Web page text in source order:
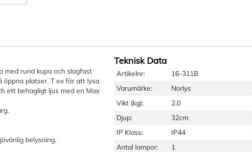
med rund kupa och slagfast
platser. T ex för att lysa
ett behagligt ljus med en Max
belysning.
Teknisk Data
Artikelnr: 16-311B
Varumärke:
Norlys
Vikt (kg):
2.0
Djup:
32cm
IP Klass:
IP44
Antal lampor:
1